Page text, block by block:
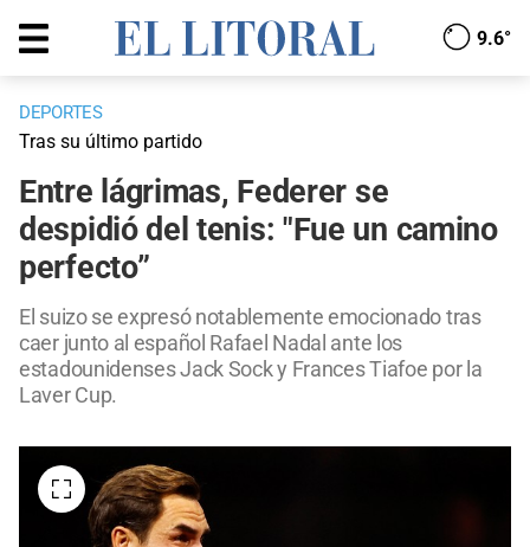
9.6°
DEPORTES
Tras su último partido
Entre lágrimas, Federer se
despidió del tenis: "Fue un camino
perfecto”
El suizo se expresó notablemente emocionado tras
caer junto al español Rafael Nadal ante los
estadounidenses Jack Sock y Frances Tiafoe por la
Laver Cup.